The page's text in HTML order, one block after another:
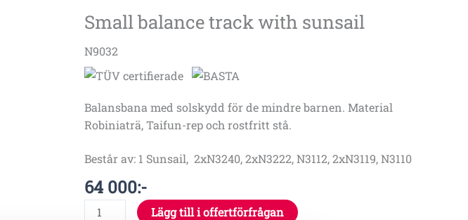
Small balance track with sunsail
N9032
Balansbana med solskydd för de mindre barnen. Material
Robiniaträ, Taifun-rep och rostfritt stå.
Består av: 1 Sunsail, 2xN3240, 2xN3222, N3112, 2xN3119, N3110
64 000:-
track
sunsail
mängd
Lägg till i offertförfrågan